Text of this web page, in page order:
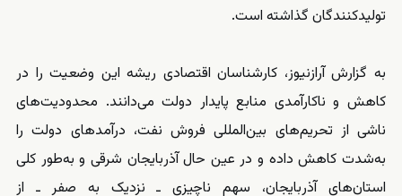
تولیدکنندگان گذاشته است.
به گزارش آرازنیوز، کارشناسان اقتصادی ریشه این وضعیت را در
کاهش و ناکارآمدی منابع پایدار دولت می‌دانند. محدودیت‌های
ناشی از تحریم‌های بین‌المللی فروش نفت، درآمدهای دولت را
به‌شدت کاهش داده و در عین حال آذربایجان شرقی و به‌طور کلی
استان‌های آذربایجان، سهم ناچیزی ـ نزدیک به صفر ـ از